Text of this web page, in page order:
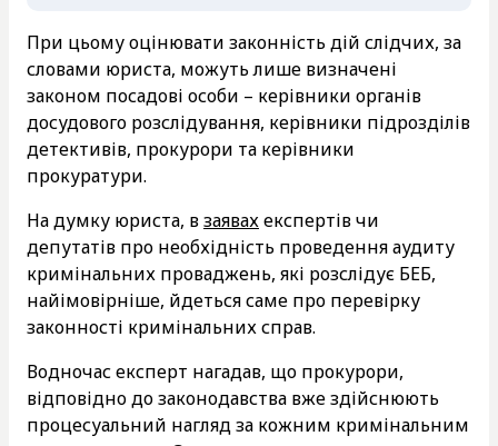
При цьому оцінювати законність дій слідчих, за
словами юриста, можуть лише визначені
законом посадові особи – керівники органів
досудового розслідування, керівники підрозділів
детективів, прокурори та керівники
прокуратури.
На думку юриста, взаявахекспертів чи
депутатів про необхідність проведення аудиту
кримінальних проваджень, які розслідує БЕБ,
найімовірніше, йдеться саме про перевірку
законності кримінальних справ.
Водночас експерт нагадав, що прокурори,
відповідно до законодавства вже здійснюють
процесуальний нагляд за кожним кримінальним